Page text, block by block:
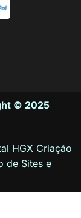
© 2025
HGX Criação
de Sites e